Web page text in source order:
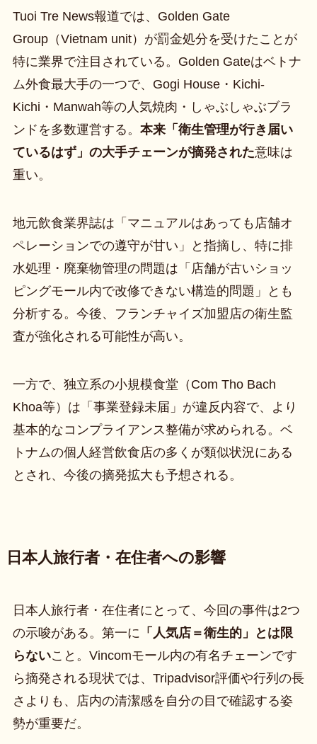
Tuoi Tre News報道では、Golden Gate
Group（Vietnam unit）が罰金処分を受けたことが
特に業界で注目されている。Golden Gateはベトナ
ム外食最大手の一つで、Gogi House・Kichi-
Kichi・Manwah等の人気焼肉・しゃぶしゃぶブラ
ンドを多数運営する。 本来「衛生管理が行き届い
ているはず」の大手チェーンが摘発された意味は
重い。
地元飲食業界誌は「マニュアルはあっても店舗オ
ペレーションでの遵守が甘い」と指摘し、特に排
水処理・廃棄物管理の問題は「店舗が古いショッ
ピングモール内で改修できない構造的問題」とも
分析する。今後、フランチャイズ加盟店の衛生監
査が強化される可能性が高い。
一方で、独立系の小規模食堂（Com Tho Bach
Khoa等）は「事業登録未届」が違反内容で、より
基本的なコンプライアンス整備が求められる。ベ
トナムの個人経営飲食店の多くが類似状況にある
とされ、今後の摘発拡大も予想される。
日本人旅行者・在住者への影響
日本人旅行者・在住者にとって、今回の事件は2つ
の示唆がある。第一に 「人気店＝衛生的」とは限
らないこと。Vincomモール内の有名チェーンです
ら摘発される現状では、Tripadvisor評価や行列の長
さよりも、店内の清潔感を自分の目で確認する姿
勢が重要だ。